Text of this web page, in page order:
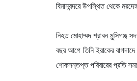
বিমানবন্দরে উপস্থিত থেকে
নিহত মোহাম্মদ শ্রাবন মুন্সিগঞ্জ
বছর আগে তিনি ইরাকের
শোকসন্তপ্ত পরিবারের প্রতি